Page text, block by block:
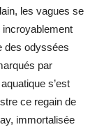
les vagues se
des odyssées
par
s’est
ce regain de
immortalisée